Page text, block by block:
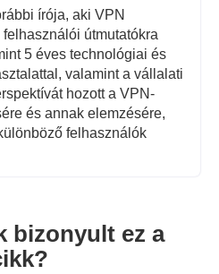
írója, aki VPN
útmutatókra
5 éves technológiai és
valamint a vállalati
hozott a VPN-
és annak elemzésére,
felhasználók
bizonyult ez a